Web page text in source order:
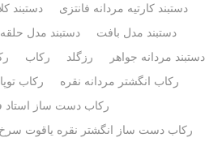
دستبند کارتیه مردانه فانتزی
دستبند
دستبند مدل بافت
دستبند مدل
دستبند مردانه جواهر
رزگلد رکاب
رکاب انگشتر مردانه نقره
رکاب
رکاب دست ساز استاد
رکاب دست ساز انگشتر نقره یاقوت سرخ